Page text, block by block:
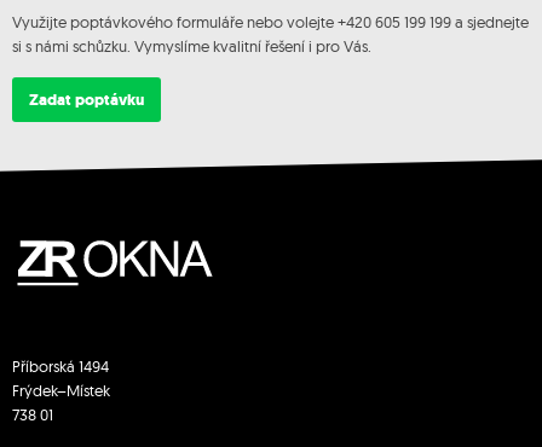
Využijte poptávkového formuláře nebo volejte +420 605 199 199 a sjednejte
si s námi schůzku. Vymyslíme kvalitní řešení i pro Vás.
Zadat poptávku
Příborská 1494
Frýdek–Místek
738 01